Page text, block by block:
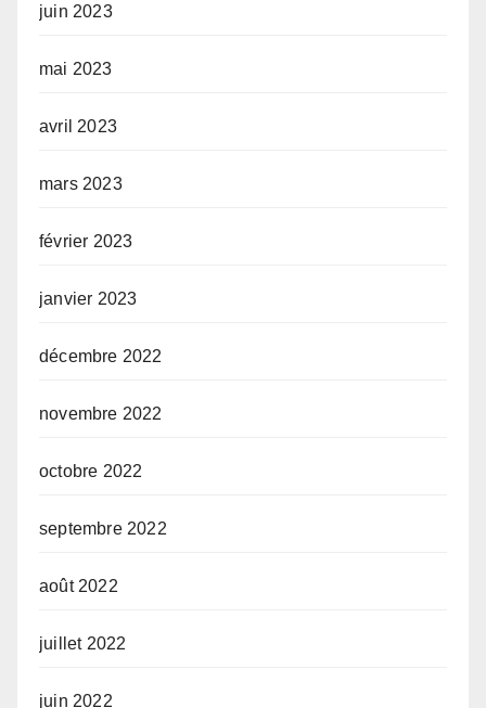
juin 2023
mai 2023
avril 2023
mars 2023
février 2023
janvier 2023
décembre 2022
novembre 2022
octobre 2022
septembre 2022
août 2022
juillet 2022
juin 2022